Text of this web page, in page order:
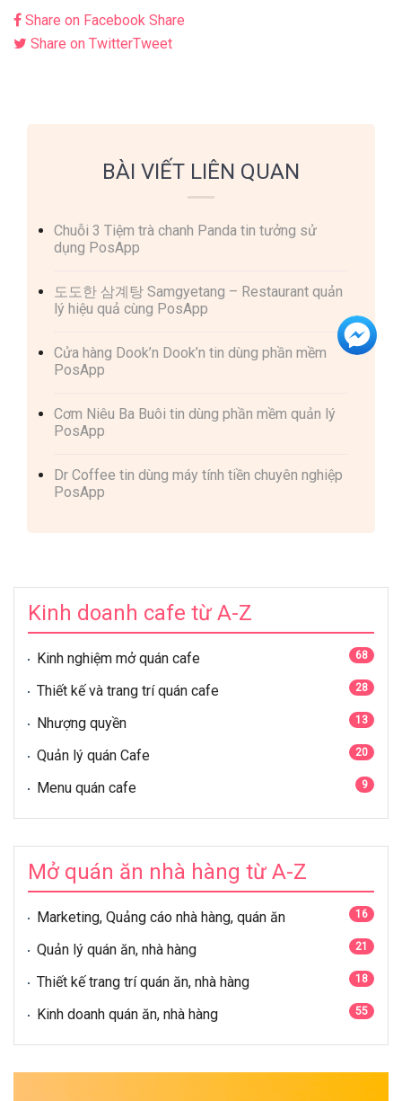
Share on Facebook Share
Share on TwitterTweet
BÀI VIẾT LIÊN QUAN
Chuỗi 3 Tiệm trà chanh Panda tin tưởng sử
dụng PosApp
도도한 삼계탕 Samgyetang – Restaurant quản
lý hiệu quả cùng PosApp
Cửa hàng Dook’n Dook’n tin dùng phần mềm
PosApp
Cơm Niêu Ba Buôi tin dùng phần mềm quản lý
PosApp
Dr Coffee tin dùng máy tính tiền chuyên nghiệp
PosApp
Kinh doanh cafe từ A-Z
Kinh nghiệm mở quán cafe 68
Thiết kế và trang trí quán cafe 28
Nhượng quyền 13
Quản lý quán Cafe 20
Menu quán cafe 9
Mở quán ăn nhà hàng từ A-Z
Marketing, Quảng cáo nhà hàng, quán ăn 16
Quản lý quán ăn, nhà hàng 21
Thiết kế trang trí quán ăn, nhà hàng 18
Kinh doanh quán ăn, nhà hàng 55